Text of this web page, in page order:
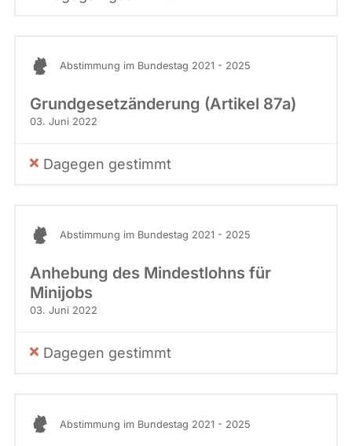
Abstimmung im Bundestag 2021 - 2025
Grundgesetzänderung (Artikel 87a)
03. Juni 2022
Dagegen gestimmt
Abstimmung im Bundestag 2021 - 2025
Anhebung des Mindestlohns für
Minijobs
03. Juni 2022
Dagegen gestimmt
Abstimmung im Bundestag 2021 - 2025